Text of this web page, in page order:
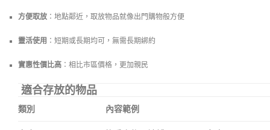
方便取放 ：地點鄰近，取放物品就像出門購物般方便
靈活使用 ：短期或長期均可，無需長期綁約
實惠性價比高 ：相比市區價格，更加親民
適合存放的物品
類別 內容範例